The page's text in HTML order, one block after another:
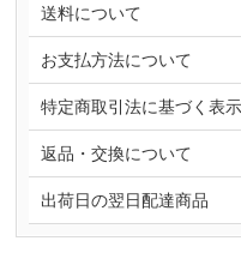
送料について
お支払方法について
特定商取引法に基づく表示
返品・交換について
出荷日の翌日配達商品